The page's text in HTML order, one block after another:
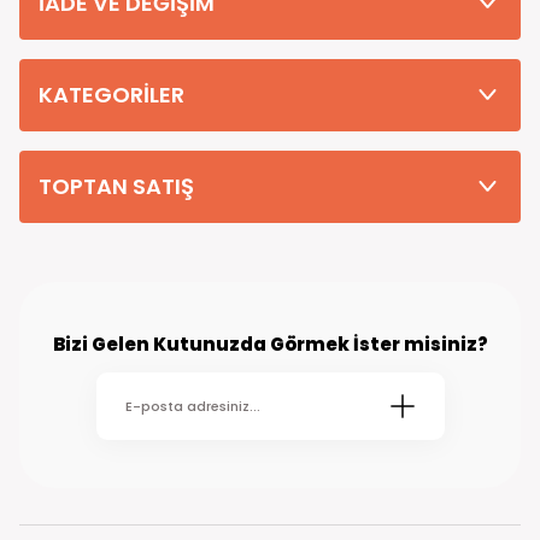
teslim edilmektedir. (kırsal köy kasaba gibi yerlere bu süre 7 güne
KATEGORİLER
TOPTAN SATIŞ
Bizi Gelen Kutunuzda Görmek İster misiniz?